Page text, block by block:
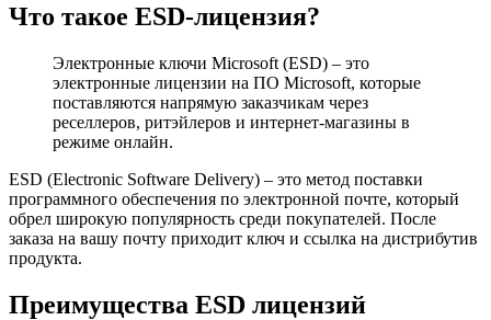
Что такое ESD-лицензия?
Электронные ключи Microsoft (ESD) – это
электронные лицензии на ПО Microsoft, которые
поставляются напрямую заказчикам через
реселлеров, ритэйлеров и интернет-магазины в
режиме онлайн.
ESD (Electronic Software Delivery) – это метод поставки
программного обеспечения по электронной почте, который
обрел широкую популярность среди покупателей. После
заказа на вашу почту приходит ключ и ссылка на дистрибутив
продукта.
Преимущества ESD лицензий